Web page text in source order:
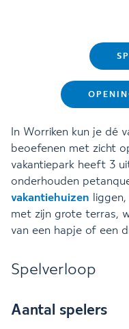
In Worriken kun je dé
beoefenen met zicht
vakantiepark heeft 3
onderhouden
vakantiehuizen
met zijn grote terras,
van een hapje of een
Spelverloop
Aantal spelers